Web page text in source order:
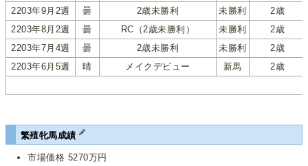
2203年9月2週
曇 2歳未勝利 未勝利
2歳
2203年8月2週
曇 RC（2歳未勝利） 未勝利
2歳
2203年7月4週
曇 2歳未勝利 未勝利
2歳
2203年6月5週
晴 メイクデビュー 新馬 2歳
繁殖牝馬成績
市場価格 5270万円